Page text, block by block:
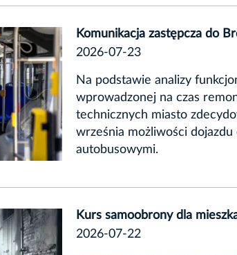
Komunikacja zastępcza do
2026-07-23
Na podstawie analizy
wprowadzonej na czas
technicznych miasto
września możliwości
autobusowymi.
Kurs samoobrony dla
2026-07-22